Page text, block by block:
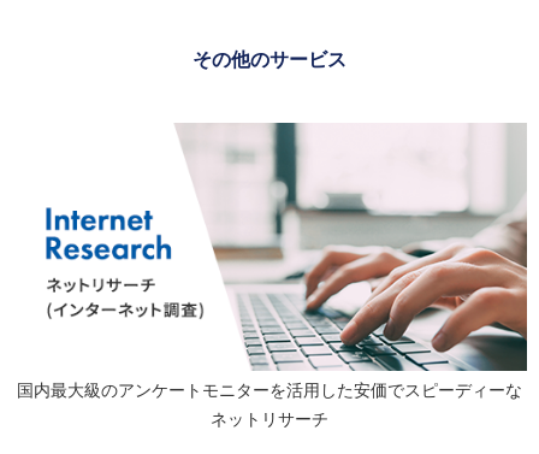
その他のサービス
国内最大級のアンケートモニターを活用した安価でスピーディーな
ネットリサーチ